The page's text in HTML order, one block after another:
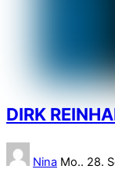
DIRK
Nina Mo.. 28.